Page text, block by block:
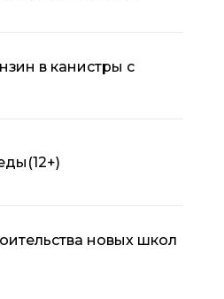
в канистры с
(12+)
новых школ